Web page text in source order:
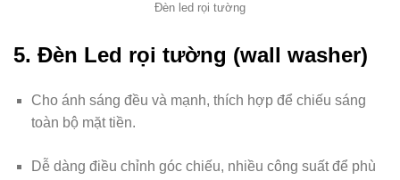
Đèn led rọi tường
5. Đèn Led rọi tường (wall washer)
Cho ánh sáng đều và mạnh, thích hợp để chiếu sáng
toàn bộ mặt tiền.
Dễ dàng điều chỉnh góc chiếu, nhiều công suất để phù